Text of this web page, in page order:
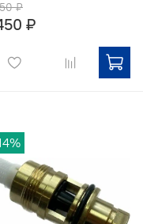
₽
₽